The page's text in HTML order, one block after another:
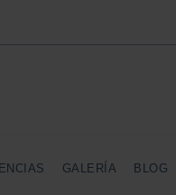
GALERÍA BLOG